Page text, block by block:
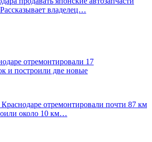
владелец…
отремонтировали 17
и построили две новые
отремонтировали почти 87 км
около 10 км…